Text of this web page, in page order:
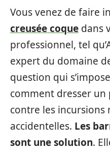
Vous venez de faire
creusée coque dans
professionnel, tel
expert du domaine
question qui
comment dresser
contre les incursions
accidentelles. Les
sont une solution.